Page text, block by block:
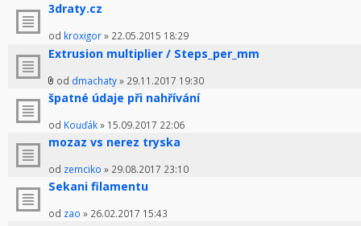
3draty.cz
od kroxigor» 22.05.2015 18:29
Extrusion multiplier / Steps_per_mm
od dmachaty» 29.11.2017 19:30
špatné údaje při nahřívání
od Kouďák» 15.09.2017 22:06
mozaz vs nerez tryska
od zemciko » 29.08.2017 23:10
Sekani filamentu
od zao » 26.02.2017 15:43